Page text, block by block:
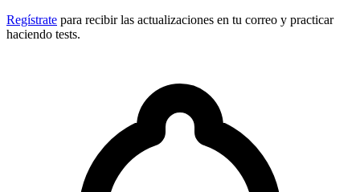
Regístrate para recibir las actualizaciones en tu correo y practicar
haciendo tests.